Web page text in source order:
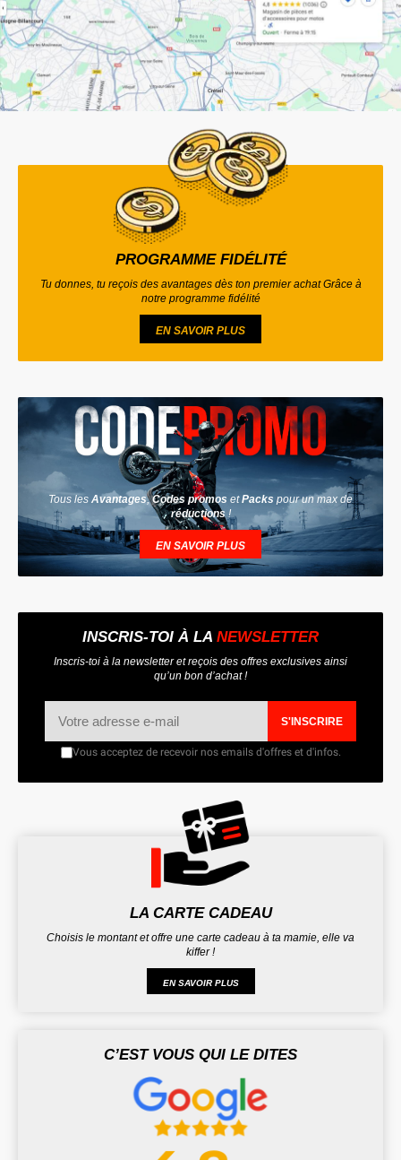
PROGRAMME FIDÉLITÉ
Tu donnes, tu reçois des avantages dès ton premier achat Grâce à
notre programme fidélité
EN SAVOIR PLUS
Tous les Avantages,Codes promos etPacks pour un max de
réductions !
EN SAVOIR PLUS
INSCRIS-TOI À LA NEWSLETTER
Inscris-toi à la newsletter et reçois des offres exclusives ainsi
qu’un bon d’achat !
S'INSCRIRE
Vous acceptez de recevoir nos emails d'offres et d'infos.
LA CARTE CADEAU
Choisis le montant et offre une carte cadeau à ta mamie, elle va
kiffer !
EN SAVOIR PLUS
C’EST VOUS QUI LE DITES